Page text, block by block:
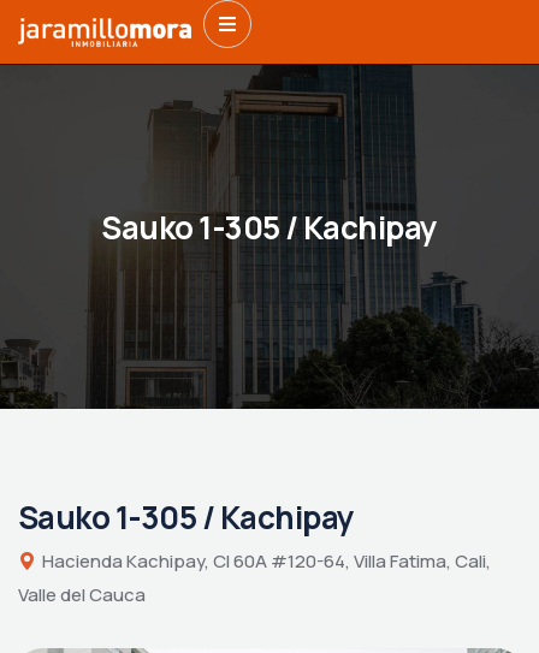
Sauko 1-305 / Kachipay
Sauko 1-305 / Kachipay
Hacienda Kachipay, Cl 60A #120-64, Villa Fatima, Cali,
Valle del Cauca